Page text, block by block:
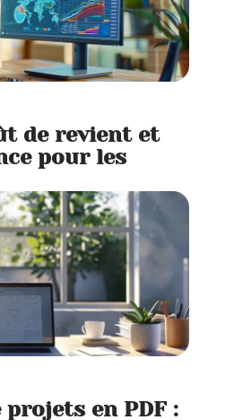
de revient et
pour les
en PDF :